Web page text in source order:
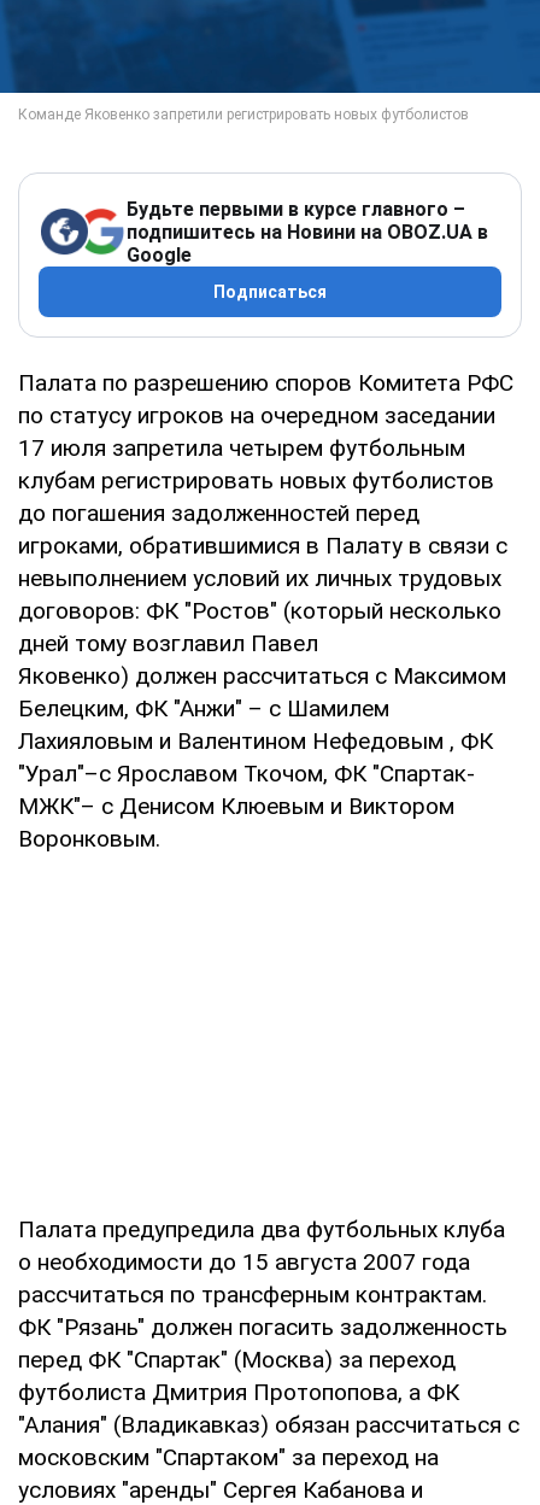
Будьте первыми в курсе главного –
подпишитесь на Новини на OBOZ.UA в
Google
Подписаться
Палата по разрешению споров Комитета РФС
по статусу игроков на очередном заседании
17 июля запретила четырем футбольным
клубам регистрировать новых футболистов
до погашения задолженностей перед
игроками, обратившимися в Палату в связи с
невыполнением условий их личных трудовых
договоров: ФК "Ростов" (который несколько
дней тому возглавил Павел
Яковенко) должен рассчитаться с Максимом
Белецким, ФК "Анжи" – с Шамилем
Лахияловым и Валентином Нефедовым , ФК
"Урал"–с Ярославом Ткочом, ФК "Спартак-
МЖК"– с Денисом Клюевым и Виктором
Воронковым.
Палата предупредила два футбольных клуба
о необходимости до 15 августа 2007 года
рассчитаться по трансферным контрактам.
ФК "Рязань" должен погасить задолженность
перед ФК "Спартак" (Москва) за переход
футболиста Дмитрия Протопопова, а ФК
"Алания" (Владикавказ) обязан рассчитаться с
московским "Спартаком" за переход на
условиях "аренды" Сергея Кабанова и